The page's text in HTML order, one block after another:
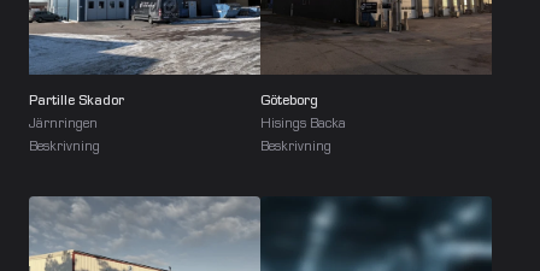
Partille Skador
Järnringen
Beskrivning
Göteborg
Hisings Backa
Beskrivning